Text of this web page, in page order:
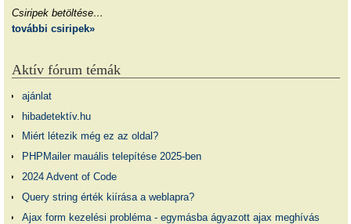
Csiripek betöltése…
további csiripek»
Aktív fórum témák
ajánlat
hibadetektív.hu
Miért létezik még ez az oldal?
PHPMailer mauális telepítése 2025-ben
2024 Advent of Code
Query string érték kiírása a weblapra?
Ajax form kezelési probléma - egymásba ágyazott ajax meghívás